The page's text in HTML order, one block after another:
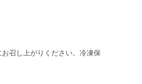
召し上がりください。冷凍保